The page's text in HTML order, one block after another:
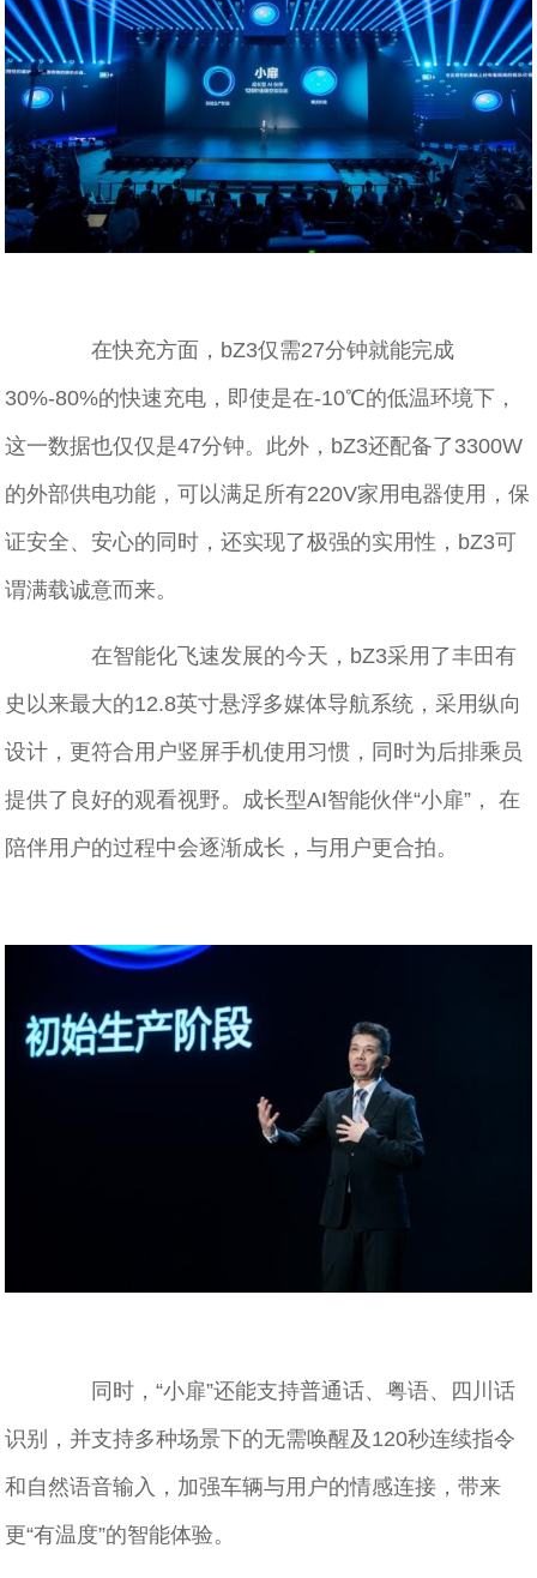
在快充方面，bZ3仅需27分钟就能完成
30%-80%的快速充电，即使是在-10℃的低温环境下，
这⼀数据也仅仅是47分钟。此外，bZ3还配备了3300W
的外部供电功能，可以满足所有220V家用电器使用，保
证安全、安⼼的同时，还实现了极强的实⽤性，bZ3可
谓满载诚意⽽来。
在智能化飞速发展的今天，bZ3采用了丰田有
史以来最大的12.8英寸悬浮多媒体导航系统，采用纵向
设计，更符合用户竖屏手机使用习惯，同时为后排乘员
提供了良好的观看视野。成长型AI智能伙伴“小扉”， 在
陪伴用户的过程中会逐渐成长，与用户更合拍。
同时，“小扉”还能支持普通话、粤语、四川话
识别，并支持多种场景下的无需唤醒及120秒连续指令
和自然语音输入，加强车辆与用户的情感连接，带来
更“有温度”的智能体验。